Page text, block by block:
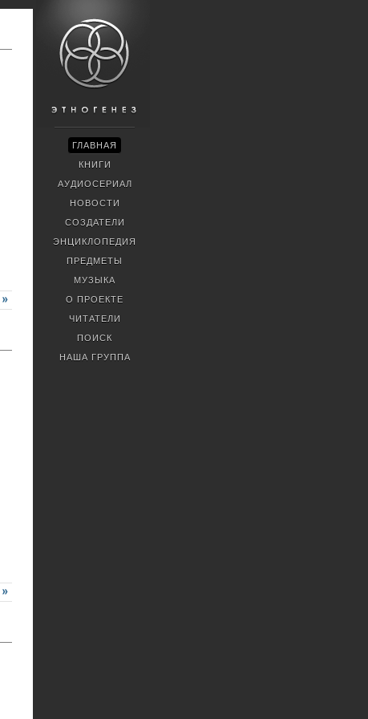
ГЛАВНАЯ
КНИГИ
АУДИОСЕРИАЛ
НОВОСТИ
СОЗДАТЕЛИ
ЭНЦИКЛОПЕДИЯ
ПРЕДМЕТЫ
МУЗЫКА
О ПРОЕКТЕ
ЧИТАТЕЛИ
ПОИСК
НАША ГРУППА